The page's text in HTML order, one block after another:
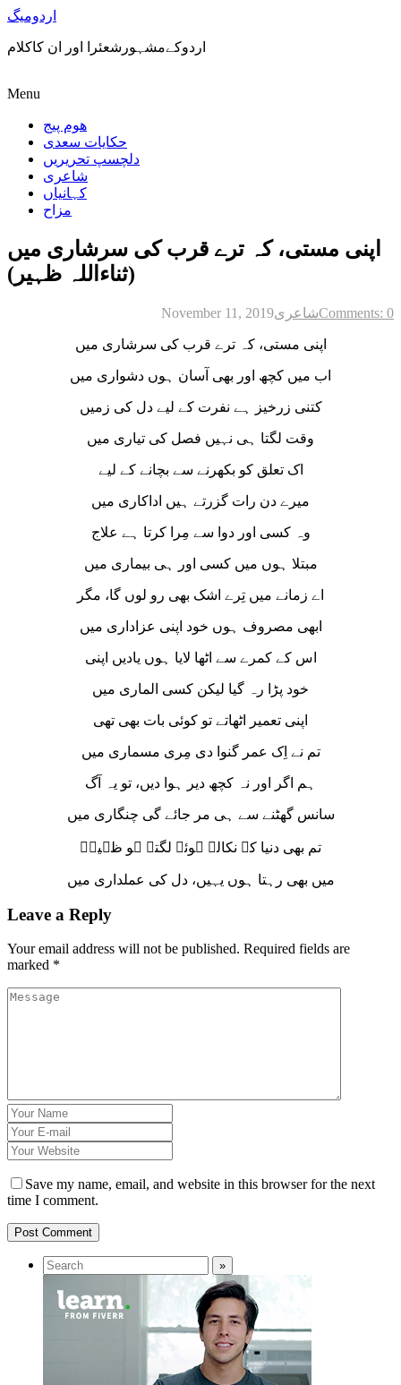
اردومیگ
اردوکےمشہورشعئرا اور ان کاکلام
Menu
ھوم پیج
حکایات سعدی
دلچسپ تحریریں
شاعری
کہانیاں
مزاح
اپنی مستی، کہ ترے قرب کی سرشاری میں
(ثناءاللہ ظہیر)
November 11, 2019شاعریComments: 0
اپنی مستی، کہ ترے قرب کی سرشاری میں
اب میں کچھ اور بھی آسان ہوں دشواری میں
کتنی زرخیز ہے نفرت کے لیے دل کی زمیں
وقت لگتا ہی نہیں فصل کی تیاری میں
اک تعلق کو بکھرنے سے بچانے کے لیے
میرے دن رات گزرتے ہیں اداکاری میں
وہ کسی اور دوا سے مِرا کرتا ہے علاج
مبتلا ہوں میں کسی اور ہی بیماری میں
اے زمانے میں تِرے اشک بھی رو لوں گا، مگر
ابھی مصروف ہوں خود اپنی عزاداری میں
اس کے کمرے سے اٹھا لایا ہوں یادیں اپنی
خود پڑا رہ گیا لیکن کسی الماری میں
اپنی تعمیر اٹھاتے تو کوئی بات بھی تھی
تم نے اِک عمر گنوا دی مِری مسماری میں
ہم اگر اور نہ کچھ دیر ہوا دیں، تو یہ آگ
سانس گھٹنے سے ہی مر جائے گی چنگاری میں
تم بھی دنیا کے نکالے ہوئے لگتے ہو ظہیرؔ
میں بھی رہتا ہوں یہیں، دل کی عملداری میں
Leave a Reply
Your email address will not be published. Required fields are
marked *
Save my name, email, and website in this browser for the next
time I comment.